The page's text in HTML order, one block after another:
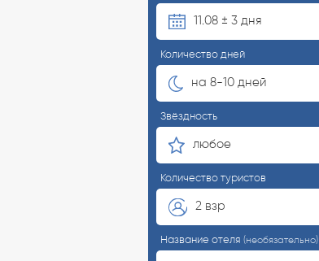
11.08 ± 3 дня
Количество дней
на 8-10 дней
Звёздность
любое
Количество туристов
2 взр
Название отеля (необязательно)